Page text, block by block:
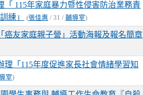
「 115年家庭暴力暨性侵害防治業務責
練」
(張佳惠 / 31 / 輔導室)
癌友家庭親子營」活動海報及報名簡章
「115年度促進家長社會情緒學習知
室)